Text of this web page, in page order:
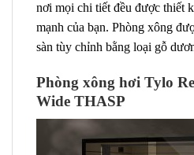
nơi mọi chi tiết đều được thiết
mạnh của bạn. Phòng xông
sàn tùy chỉnh bằng loại gỗ
Phòng xông hơi Tylo
Wide THASP